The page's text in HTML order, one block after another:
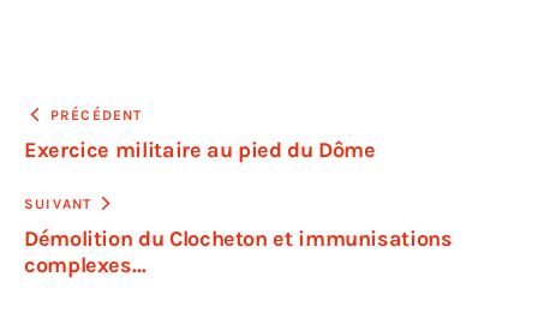
PRÉCÉDENT
Exercice militaire au pied du Dôme
SUIVANT
Démolition du Clocheton et immunisations
complexes…